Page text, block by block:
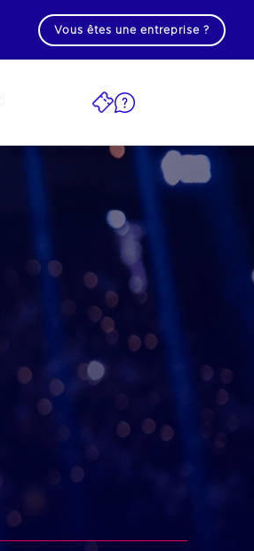
Vous êtes une entreprise ?